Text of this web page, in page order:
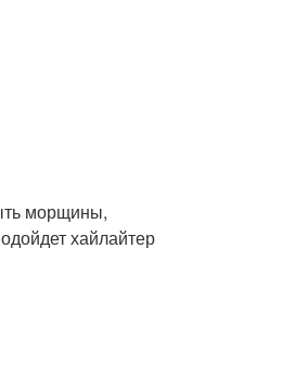
морщины,
хайлайтер